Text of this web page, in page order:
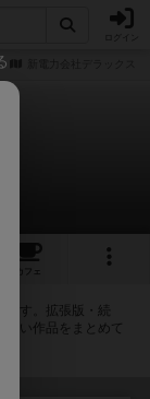
カフェ
す。拡張版・続
強い作品をまとめて